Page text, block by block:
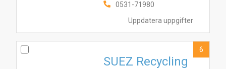
Uppdatera uppgifter
0531-71980
SUEZ Recycling
6